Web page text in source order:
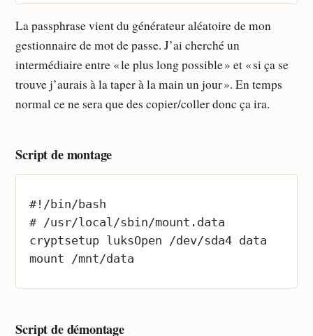
La passphrase vient du générateur aléatoire de mon
gestionnaire de mot de passe. J’ai cherché un
intermédiaire entre « le plus long possible » et « si ça se
trouve j’aurais à la taper à la main un jour ». En temps
normal ce ne sera que des copier/coller donc ça ira.
Script de montage
#!/bin/bash
# /usr/local/sbin/mount.data
cryptsetup luksOpen /dev/sda4 data
mount /mnt/data
Script de démontage